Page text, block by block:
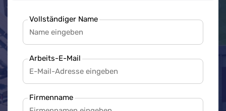
Vollständiger Name
Arbeits-E-Mail
Firmenname